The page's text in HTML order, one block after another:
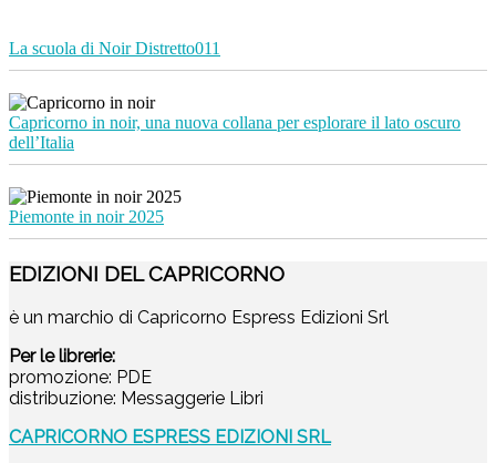
La scuola di Noir Distretto011
Capricorno in noir, una nuova collana per esplorare il lato oscuro
dell’Italia
Piemonte in noir 2025
EDIZIONI DEL CAPRICORNO
è un marchio di Capricorno Espress Edizioni Srl
Per le librerie:
promozione: PDE
distribuzione: Messaggerie Libri
CAPRICORNO ESPRESS EDIZIONI SRL